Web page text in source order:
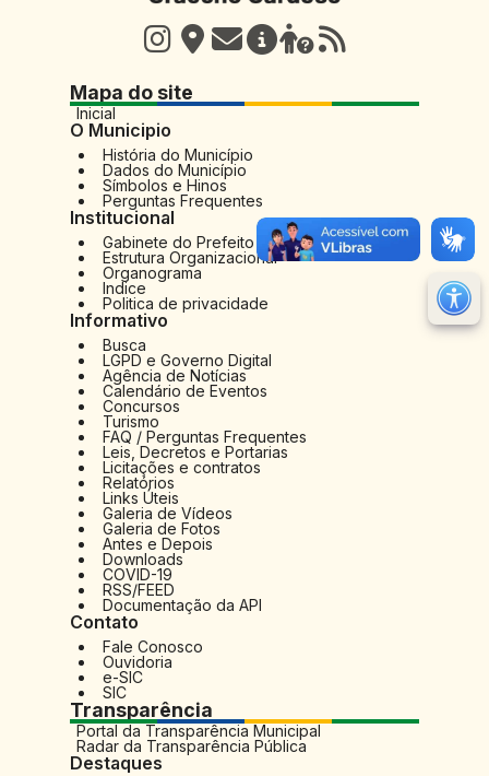
Ir
Mapa do site
Inicial
O Municipio
História do Município
Dados do Município
Símbolos e Hinos
Perguntas Frequentes
Institucional
Gabinete do Prefeito
Estrutura Organizacional
Organograma
Indice
Politica de privacidade
Informativo
Busca
LGPD e Governo Digital
Agência de Notícias
Calendário de Eventos
Concursos
Turismo
FAQ / Perguntas Frequentes
Leis, Decretos e Portarias
Licitações e contratos
Relatórios
Links Úteis
Galeria de Vídeos
Galeria de Fotos
Antes e Depois
Downloads
COVID-19
RSS/FEED
Documentação da API
Contato
Fale Conosco
Ouvidoria
e-SIC
SIC
Transparência
Portal da Transparência Municipal
Radar da Transparência Pública
Destaques